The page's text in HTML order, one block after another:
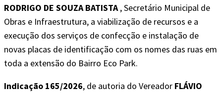
RODRIGO DE SOUZA BATISTA, Secretário Municipal de
Obras e Infraestrutura, a viabilização de recursos e a
execução dos serviços de confecção e instalação de
novas placas de identificação com os nomes das ruas em
toda a extensão do Bairro Eco Park.
Indicação 165/2026, de autoria do Vereador FLÁVIO